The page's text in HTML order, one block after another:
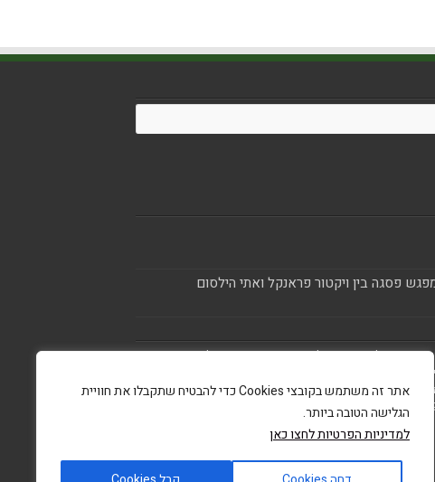
אתר זה משתמש בקובצי Cookies כדי להבטיח שתקבלו את חוויית
הגלישה הטובה ביותר.
למדיניות הפרטיות לחצו כאן
פסגה בין ויקטור פראנקל ואתי הילסום
מאמץ לאתר את בעלי הזכויות בתכנים והצילומים המגיעים
או צילומים שיש לכם זכויות בו, אתם רשאים לפנות אלינו
בו או לבקש להוסיף את הקרדיט שלכם. לפניות, שליחת